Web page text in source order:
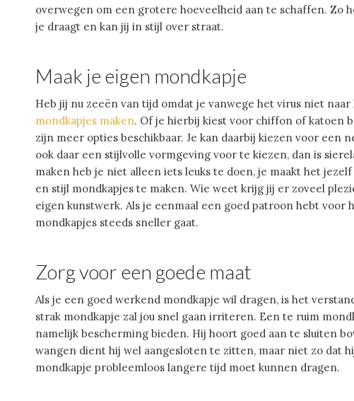
overwegen om een grotere hoeveelheid aan te schaffen. Zo
je draagt en kan jij in stijl over straat.
Maak je eigen mondkapje
Heb jij nu zeeën van tijd omdat je vanwege het virus niet
mondkapjes maken. Of je hierbij kiest voor chiffon of katoen
zijn meer opties beschikbaar. Je kan daarbij kiezen voor een
ook daar een stijlvolle vormgeving voor te kiezen, dan is
maken heb je niet alleen iets leuks te doen, je maakt het
en stijl mondkapjes te maken. Wie weet krijg jij er zoveel
eigen kunstwerk. Als je eenmaal een goed patroon hebt voor
mondkapjes steeds sneller gaat.
Zorg voor een goede maat
Als je een goed werkend mondkapje wil dragen, is het
strak mondkapje zal jou snel gaan irriteren. Een te ruim
namelijk bescherming bieden. Hij hoort goed aan te sluiten
wangen dient hij wel aangesloten te zitten, maar niet zo dat
mondkapje probleemloos langere tijd moet kunnen dragen.